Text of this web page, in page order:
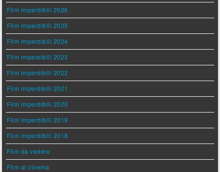
Film imperdibili 2026
Film imperdibili 2025
Film imperdibili 2024
Film imperdibili 2023
Film imperdibili 2022
Film imperdibili 2021
Film imperdibili 2020
Film imperdibili 2019
Film imperdibili 2018
Film da vedere
Film al cinema